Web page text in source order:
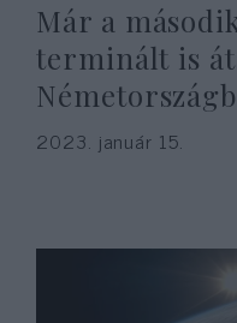
Már a
terminált is
2023. január 15.